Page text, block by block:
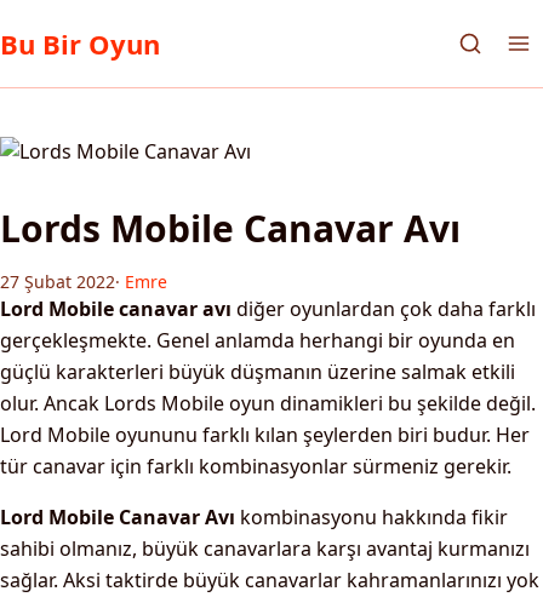
Bu Bir Oyun
Lords Mobile Canavar Avı
27 Şubat 2022· Emre
Lord Mobile canavar avı diğer oyunlardan çok daha farklı
gerçekleşmekte. Genel anlamda herhangi bir oyunda en
güçlü karakterleri büyük düşmanın üzerine salmak etkili
olur. Ancak Lords Mobile oyun dinamikleri bu şekilde değil.
Lord Mobile oyununu farklı kılan şeylerden biri budur. Her
tür canavar için farklı kombinasyonlar sürmeniz gerekir.
Lord Mobile Canavar Avı kombinasyonu hakkında fikir
sahibi olmanız, büyük canavarlara karşı avantaj kurmanızı
sağlar. Aksi taktirde büyük canavarlar kahramanlarınızı yok